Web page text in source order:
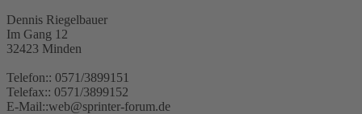
Dennis Riegelbauer
Im Gang 12
32423 Minden
Telefon:: 0571/3899151
Telefax:: 0571/3899152
E-Mail::web@sprinter-forum.de